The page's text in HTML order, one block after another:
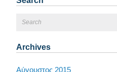
Archives
Αύγουστος 2015